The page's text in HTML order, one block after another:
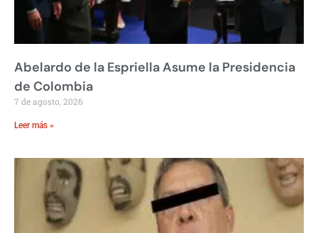
Abelardo de la Espriella Asume la Presidencia
de Colombia
7 de agosto, 2026
Leer más »